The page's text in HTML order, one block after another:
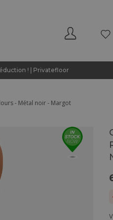
! | Privatefloor
- Métal noir - Margot